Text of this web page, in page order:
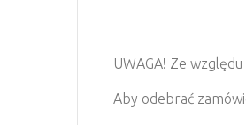
UWAGA! Ze
Aby odebrać